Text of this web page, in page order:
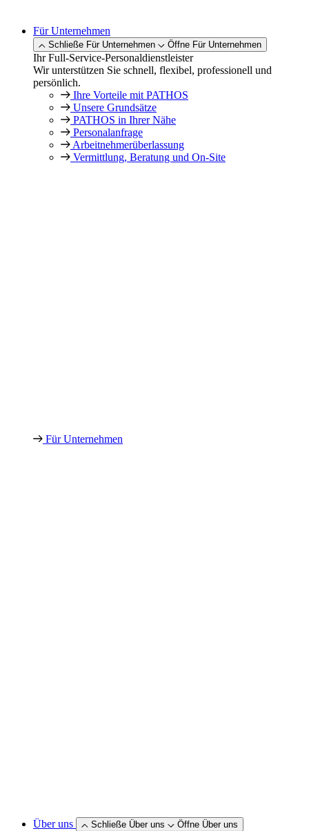
Für Unternehmen
Schließe Für Unternehmen Öffne Für Unternehmen
Ihr Full-Service-Personaldienstleister
Wir unterstützen Sie schnell, flexibel, professionell und
persönlich.
Ihre Vorteile mit PATHOS
Unsere Grundsätze
PATHOS in Ihrer Nähe
Personalanfrage
Arbeitnehmer­überlassung
Vermittlung, Beratung und On-Site
Für Unternehmen
Über uns Schließe Über uns Öffne Über uns